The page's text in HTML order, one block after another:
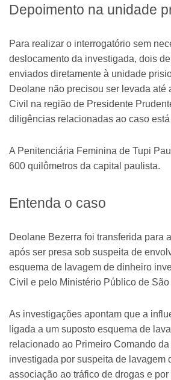
Depoimento na unidade
Para realizar o interrogatório sem
deslocamento da investigada, dois
enviados diretamente à unidade
Deolane não precisou ser levada até
Civil na região de Presidente
diligências relacionadas ao caso
A Penitenciária Feminina de Tupi
600 quilômetros da capital paulista.
Entenda o caso
Deolane Bezerra foi transferida para
após ser presa sob suspeita de
esquema de lavagem de dinheiro
Civil e pelo Ministério Público de São
As investigações apontam que a
ligada a um suposto esquema de
relacionado ao Primeiro Comando
investigada por suspeita de lavagem
associação ao tráfico de drogas e